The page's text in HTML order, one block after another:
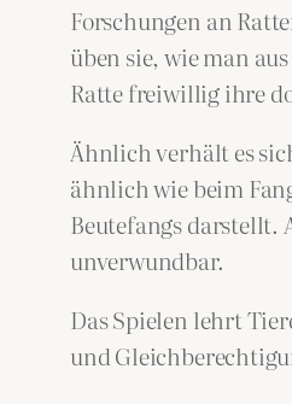
Forschungen an
üben sie, wie man
Ratte freiwillig ihre
Ähnlich verhält es
ähnlich wie beim
Beutefangs darstellt.
unverwundbar.
Das Spielen lehrt
und